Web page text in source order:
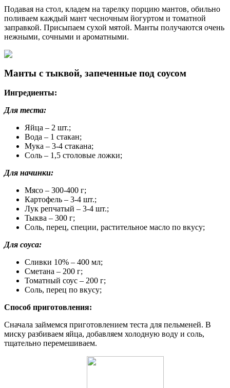
Подавая на стол, кладем на тарелку порцию мантов, обильно
поливаем каждый мант чесночным йогуртом и томатной
заправкой. Присыпаем сухой мятой. Манты получаются очень
нежными, сочными и ароматными.
Манты с тыквой, запеченные под соусом
Ингредиенты:
Для теста:
Яйца – 2 шт.;
Вода – 1 стакан;
Мука – 3-4 стакана;
Соль – 1,5 столовые ложки;
Для начинки:
Мясо – 300-400 г;
Картофель – 3-4 шт.;
Лук репчатый – 3-4 шт.;
Тыква – 300 г;
Соль, перец, специи, растительное масло по вкусу;
Для соуса:
Сливки 10% – 400 мл;
Сметана – 200 г;
Томатный соус – 200 г;
Соль, перец по вкусу;
Способ приготовления:
Сначала займемся приготовлением теста для пельменей. В
миску разбиваем яйца, добавляем холодную воду и соль,
тщательно перемешиваем.